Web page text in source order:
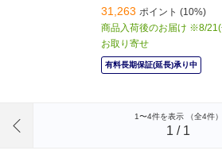
31,263 ポイント (10%)
商品入荷後のお届け ※8/
お取り寄せ
有料長期保証(延長)承り中
1〜4件を表示 （全4件）
1 / 1